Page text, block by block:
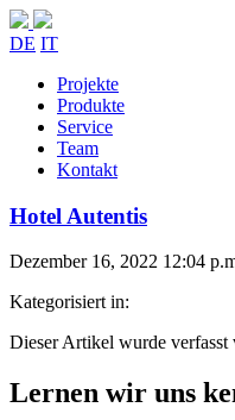
DE IT
Projekte
Produkte
Service
Team
Kontakt
Hotel Autentis
Dezember 16, 2022 12:04
Kategorisiert in:
Dieser Artikel wurde verfasst
Lernen wir uns